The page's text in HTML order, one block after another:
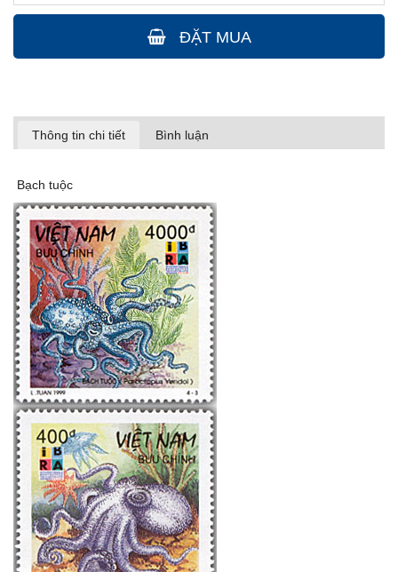
ĐẶT MUA
Thông tin chi tiết Bình luận
Bạch tuộc